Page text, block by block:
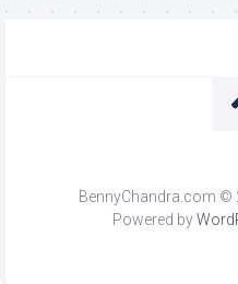
BennyChandra.com ©
Powered by